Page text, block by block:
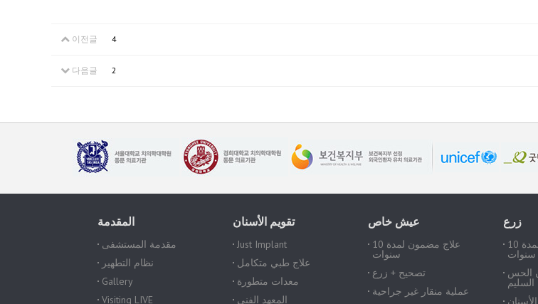
이전글 4
다음글 2
المقدمة
مقدمة المستشفى
نظام التطهير
Gallery
Visiting LIVE
تقويم الأسنان
Just Implant
علاج طبي متكامل
معدات متطورة
المعهد الفني
عيش خاص
علاج مضمون لمدة 10
سنوات
تصحيح + زرع
عملية منقار غير جراحية
زرع
علاج مضمون لمدة 10
سنوات
الحس
السليم